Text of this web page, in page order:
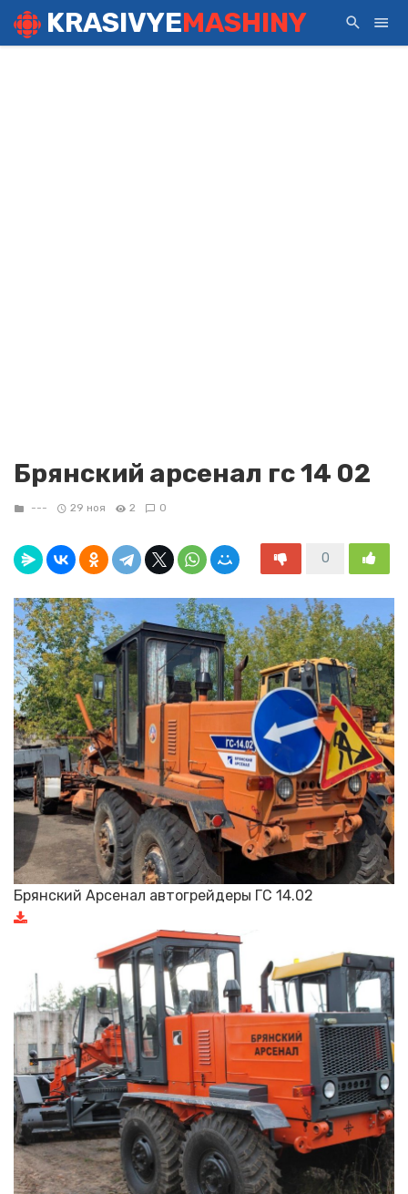
KRASIVYEMASHINY
Брянский арсенал гс 14 02
--- 29 ноя 2 0
0
Брянский Арсенал автогрейдеры ГС 14.02